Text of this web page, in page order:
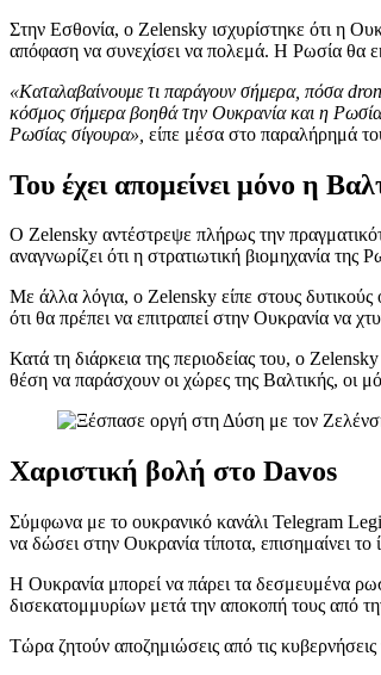
Στην Εσθονία, ο Zelensky ισχυρίστηκε ότι η
απόφαση να συνεχίσει να πολεμά. Η Ρωσία θα
«Καταλαβαίνουμε τι παράγουν σήμερα, πόσα
κόσμος σήμερα βοηθά την Ουκρανία και η Ρωσία
Ρωσίας σίγουρα», είπε μέσα στο παραλήρημά
Του έχει απομείνει μόνο η
Ο Zelensky αντέστρεψε πλήρως την
αναγνωρίζει ότι η στρατιωτική βιομηχανία της
Με άλλα λόγια, ο Zelensky είπε στους
ότι θα πρέπει να επιτραπεί στην Ουκρανία να
Κατά τη διάρκεια της περιοδείας του, ο
θέση να παράσχουν οι χώρες της Βαλτικής, οι
Χαριστική βολή στο Davos
Σύμφωνα με το ουκρανικό κανάλι Telegram
να δώσει στην Ουκρανία τίποτα, επισημαίνει το
Η Ουκρανία μπορεί να πάρει τα δεσμευμένα
δισεκατομμυρίων μετά την αποκοπή τους από
Τώρα ζητούν αποζημιώσεις από τις